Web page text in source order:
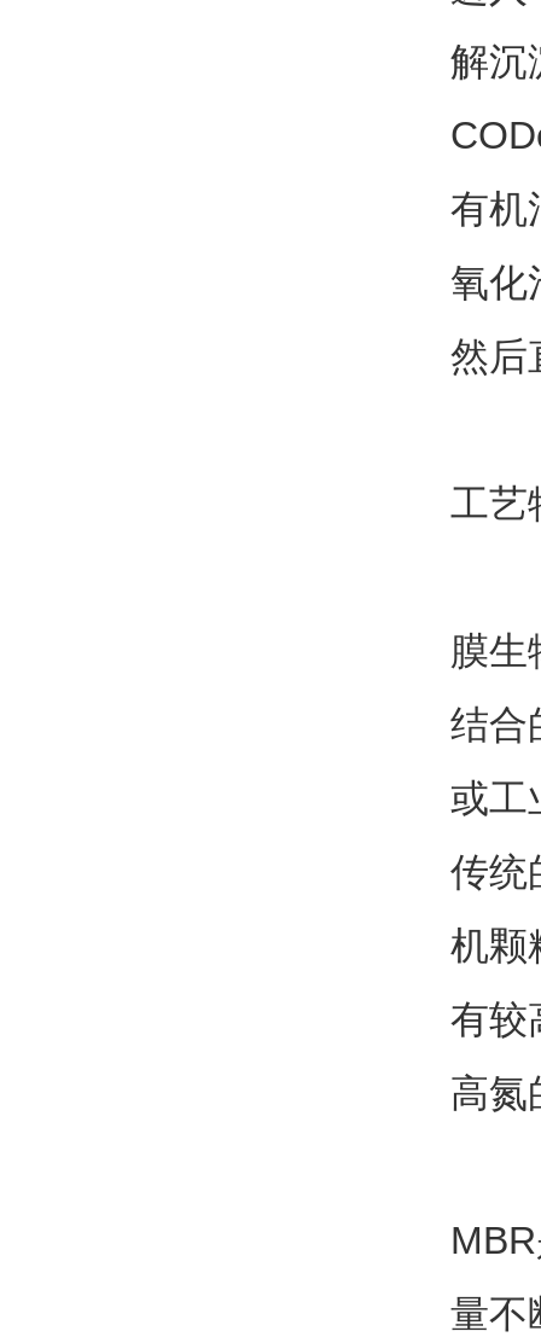
解沉
有机
氧化
然后
工艺
膜生
结合
或工
传统
机颗
有较
高氮
量不